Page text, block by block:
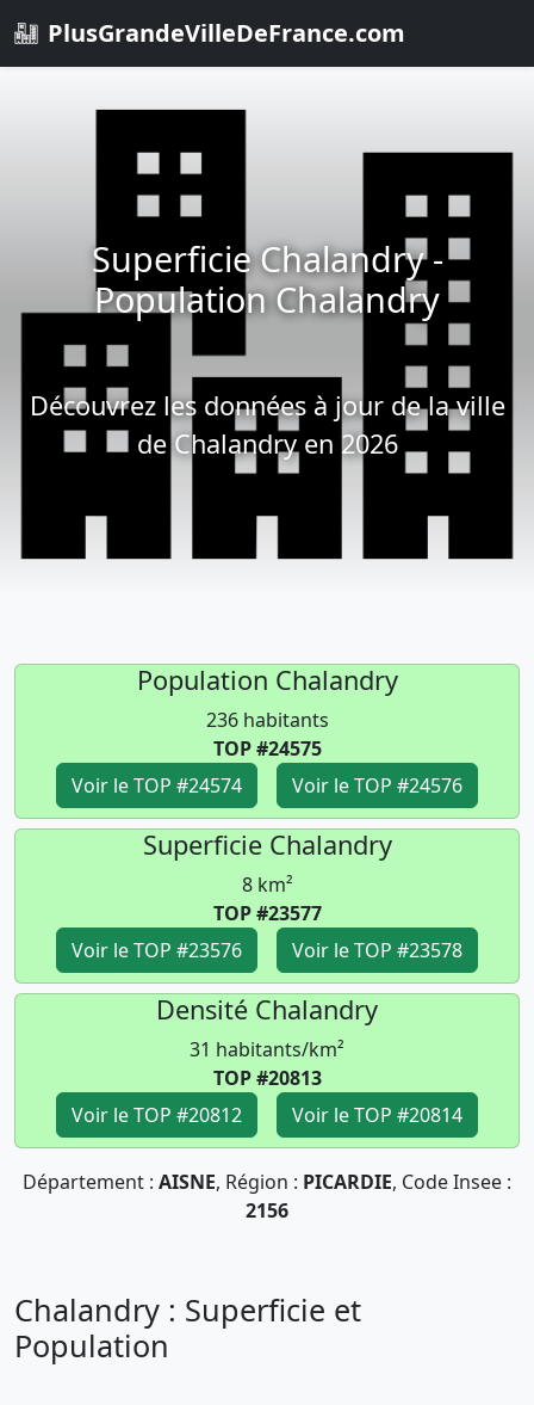
PlusGrandeVilleDeFrance.com
Superficie Chalandry -
Population Chalandry
Découvrez les données à jour de la ville
de Chalandry en 2026
Population Chalandry
236 habitants
TOP #24575
Voir le TOP #24574
Voir le TOP #24576
Superficie Chalandry
8 km²
TOP #23577
Voir le TOP #23576
Voir le TOP #23578
Densité Chalandry
31 habitants/km²
TOP #20813
Voir le TOP #20812
Voir le TOP #20814
Département : AISNE, Région : PICARDIE, Code Insee :
2156
Chalandry : Superficie et
Population